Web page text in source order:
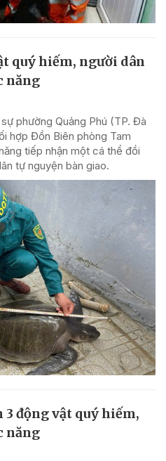
quý hiếm, người dân
năng
phường Quảng Phú (TP. Đà
hợp Đồn Biên phòng Tam
tiếp nhận một cá thể đồi
tự nguyện bàn giao.
3 động vật quý hiếm,
năng